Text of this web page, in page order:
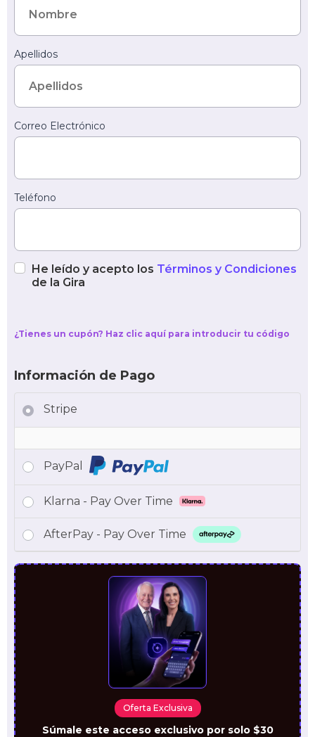
Apellidos
Correo Electrónico
Teléfono
He leído y acepto los Términos y Condiciones
de la Gira
¿Tienes un cupón? Haz clic aquí para introducir tu código
Información de Pago
Stripe
PayPal
Klarna - Pay Over Time
AfterPay - Pay Over Time
Oferta Exclusiva
Súmale este acceso exclusivo por solo $30